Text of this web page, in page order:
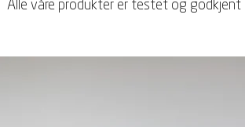
Alle våre produkter er testet og